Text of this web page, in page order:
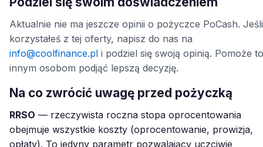
Aktualnie nie ma jeszcze opinii o pożyczce PoCash. Jeśli
korzystałeś z tej oferty, napisz do nas na
info@coolfinance.pl i podziel się swoją opinią. Pomoże to
innym osobom podjąć lepszą decyzję.
Na co zwrócić uwagę przed pożyczką
RRSO — rzeczywista roczna stopa oprocentowania
obejmuje wszystkie koszty (oprocentowanie, prowizja,
opłaty). To jedyny parametr pozwalający uczciwie